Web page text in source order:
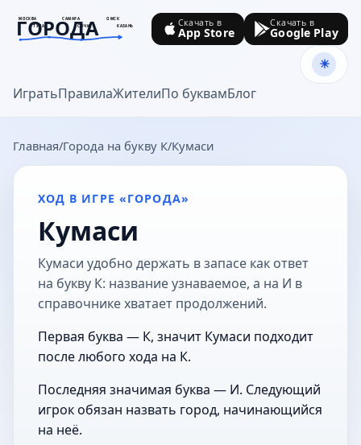
МОСКВА САМАРА
ОМСК
ТУЛА
СОЧИ КАЗАНЬ
ГОРОДА
goroda-na.ru
ИгратьПравилаЖителиПо буквамБлог
Скачать в
App Store
Скачать в
Google Play
Главная Города на букву К Кумаси
ХОД В ИГРЕ «ГОРОДА»
Кумаси
Кумаси удобно держать в запасе как ответ
на букву К: название узнаваемое, а на И в
справочнике хватает продолжений.
Первая буква — К, значит Кумаси подходит
после любого хода на К.
Последняя значимая буква — И. Следующий
игрок обязан назвать город, начинающийся
на неё.